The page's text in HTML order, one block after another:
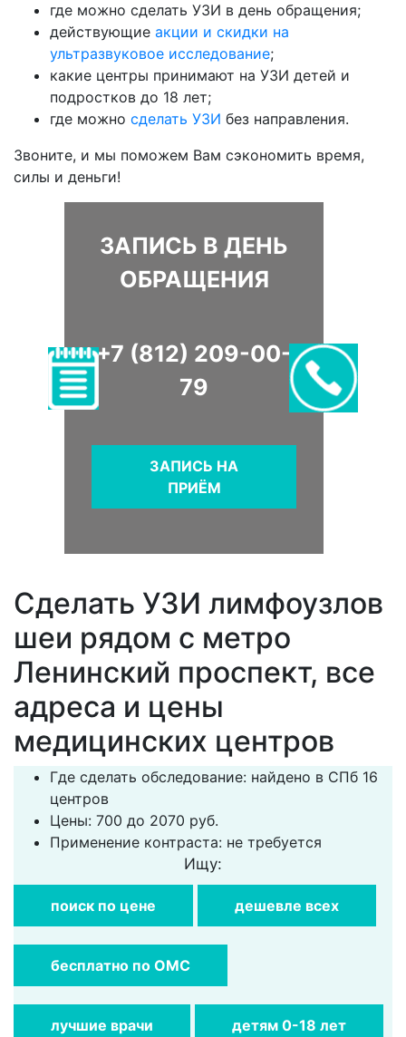
где можно сделать УЗИ в день обращения;
действующие акции и скидки на
ультразвуковое исследование;
какие центры принимают на УЗИ детей и
подростков до 18 лет;
где можно сделать УЗИ без направления.
Звоните, и мы поможем Вам сэкономить время,
силы и деньги!
ЗАПИСЬ В ДЕНЬ
ОБРАЩЕНИЯ
+7 (812) 209-00-
79
ЗАПИСЬ НА
ПРИЁМ
Сделать УЗИ лимфоузлов
шеи рядом с метро
Ленинский проспект, все
адреса и цены
медицинских центров
Где сделать обследование: найдено в СПб 16
центров
Цены: 700 до 2070 руб.
Применение контраста: не требуется
Ищу:
поиск по цене дешевле всех
бесплатно по ОМС
лучшие врачи детям 0-18 лет